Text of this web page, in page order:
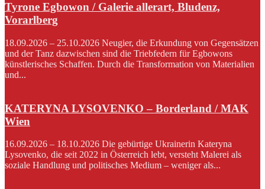
Tyrone Egbowon / Galerie allerart, Bludenz,
Vorarlberg
18.09.2026 – 25.10.2026 Neugier, die Erkundung von Gegensätzen
und der Tanz dazwischen sind die Triebfedern für Egbowons
künstlerisches Schaffen. Durch die Transformation von Materialien
und...
KATERYNA LYSOVENKO – Borderland / MAK
Wien
16.09.2026 – 18.10.2026 Die gebürtige Ukrainerin Kateryna
Lysovenko, die seit 2022 in Österreich lebt, versteht Malerei als
soziale Handlung und politisches Medium – weniger als...